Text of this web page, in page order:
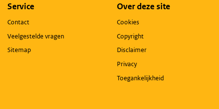
Service
Contact
Veelgestelde vragen
Sitemap
Over deze site
Cookies
Copyright
Disclaimer
Privacy
Toegankelijkheid